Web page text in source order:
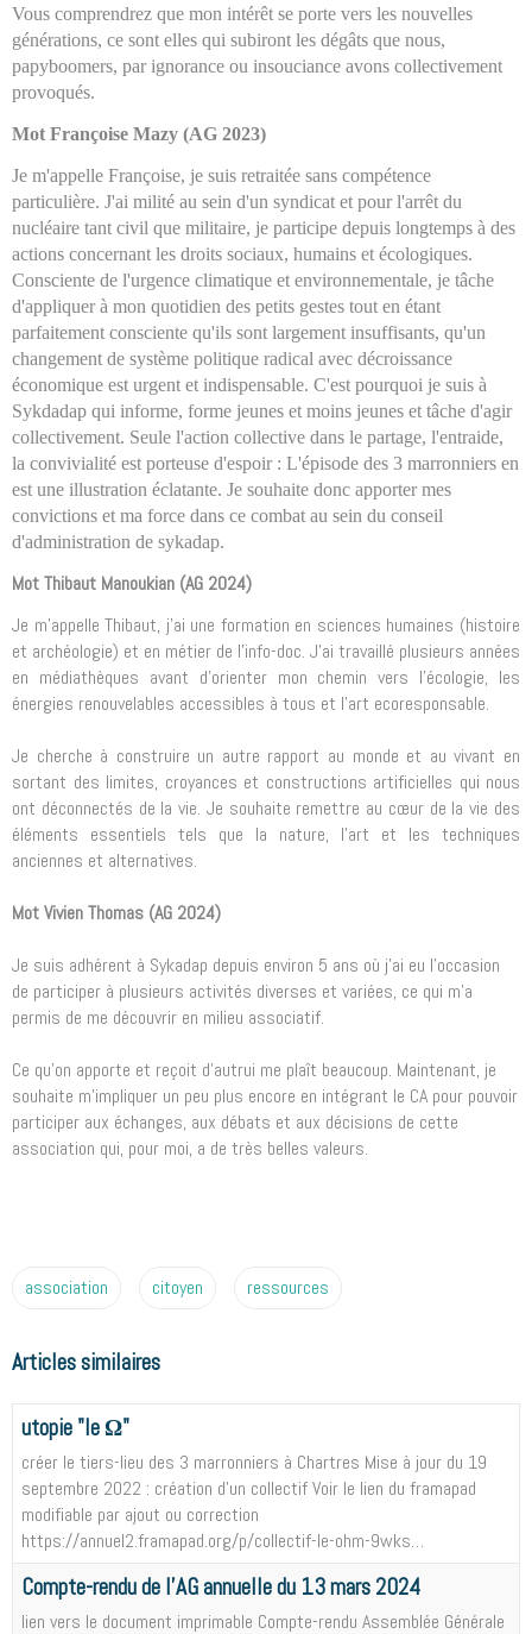
Vous comprendrez que mon intérêt se porte vers les nouvelles
générations, ce sont elles qui subiront les dégâts que nous,
papyboomers, par ignorance ou insouciance avons collectivement
provoqués.
Mot Françoise Mazy (AG 2023)
Je m'appelle Françoise, je suis retraitée sans compétence
particulière. J'ai milité au sein d'un syndicat et pour l'arrêt du
nucléaire tant civil que militaire, je participe depuis longtemps à des
actions concernant les droits sociaux, humains et écologiques.
Consciente de l'urgence climatique et environnementale, je tâche
d'appliquer à mon quotidien des petits gestes tout en étant
parfaitement consciente qu'ils sont largement insuffisants, qu'un
changement de système politique radical avec décroissance
économique est urgent et indispensable. C'est pourquoi je suis à
Sykdadap qui informe, forme jeunes et moins jeunes et tâche d'agir
collectivement. Seule l'action collective dans le partage, l'entraide,
la convivialité est porteuse d'espoir : L'épisode des 3 marronniers en
est une illustration éclatante. Je souhaite donc apporter mes
convictions et ma force dans ce combat au sein du conseil
d'administration de sykadap.
Mot Thibaut Manoukian (AG 2024)
Je m’appelle Thibaut, j’ai une formation en sciences humaines (histoire
et archéologie) et en métier de l’info-doc. J’ai travaillé plusieurs années
en médiathèques avant d’orienter mon chemin vers l’écologie, les
énergies renouvelables accessibles à tous et l’art ecoresponsable.
Je cherche à construire un autre rapport au monde et au vivant en
sortant des limites, croyances et constructions artificielles qui nous
ont déconnectés de la vie. Je souhaite remettre au cœur de la vie des
éléments essentiels tels que la nature, l’art et les techniques
anciennes et alternatives.
Mot Vivien Thomas (AG 2024)
Je suis adhérent à Sykadap depuis environ 5 ans où j'ai eu l'occasion
de participer à plusieurs activités diverses et variées, ce qui m'a
permis de me découvrir en milieu associatif.
Ce qu'on apporte et reçoit d'autrui me plaît beaucoup. Maintenant, je
souhaite m'impliquer un peu plus encore en intégrant le CA pour pouvoir
participer aux échanges, aux débats et aux décisions de cette
association qui, pour moi, a de très belles valeurs.
association citoyen ressources
Articles similaires
utopie "le Ω"
créer le tiers-lieu des 3 marronniers à Chartres Mise à jour du 19
septembre 2022 : création d'un collectif Voir le lien du framapad
modifiable par ajout ou correction
https://annuel2.framapad.org/p/collectif-le-ohm-9wks…
Compte-rendu de l'AG annuelle du 13 mars 2024
lien vers le document imprimable Compte-rendu Assemblée Générale